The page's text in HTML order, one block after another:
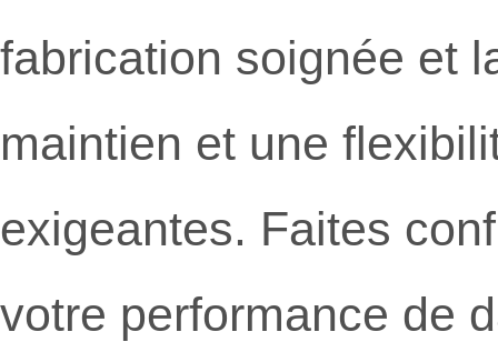
fabrication soignée et
maintien et une
exigeantes. Faites
votre performance de